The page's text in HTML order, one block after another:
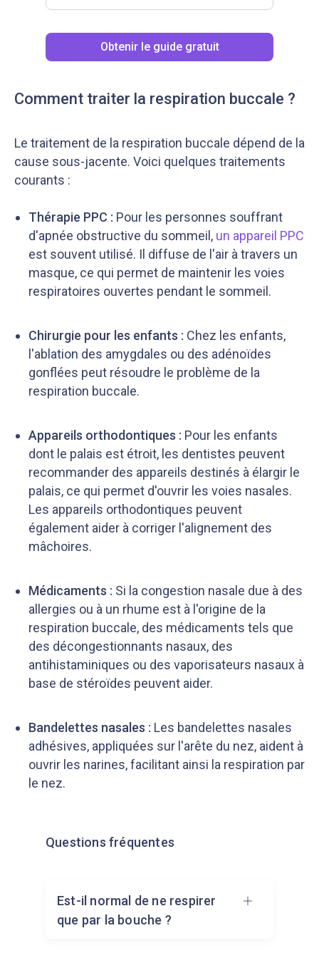
Obtenir le guide gratuit
Comment traiter la respiration buccale ?
Le traitement de la respiration buccale dépend de la
cause sous-jacente. Voici quelques traitements
courants :
Thérapie PPC : Pour les personnes souffrant
d'apnée obstructive du sommeil, un appareil PPC
est souvent utilisé. Il diffuse de l'air à travers un
masque, ce qui permet de maintenir les voies
respiratoires ouvertes pendant le sommeil.
Chirurgie pour les enfants : Chez les enfants,
l'ablation des amygdales ou des adénoïdes
gonflées peut résoudre le problème de la
respiration buccale.
Appareils orthodontiques : Pour les enfants
dont le palais est étroit, les dentistes peuvent
recommander des appareils destinés à élargir le
palais, ce qui permet d'ouvrir les voies nasales.
Les appareils orthodontiques peuvent
également aider à corriger l'alignement des
mâchoires.
Médicaments : Si la congestion nasale due à des
allergies ou à un rhume est à l'origine de la
respiration buccale, des médicaments tels que
des décongestionnants nasaux, des
antihistaminiques ou des vaporisateurs nasaux à
base de stéroïdes peuvent aider.
Bandelettes nasales : Les bandelettes nasales
adhésives, appliquées sur l'arête du nez, aident à
ouvrir les narines, facilitant ainsi la respiration par
le nez.
Questions fréquentes
Est-il normal de ne respirer
que par la bouche ?